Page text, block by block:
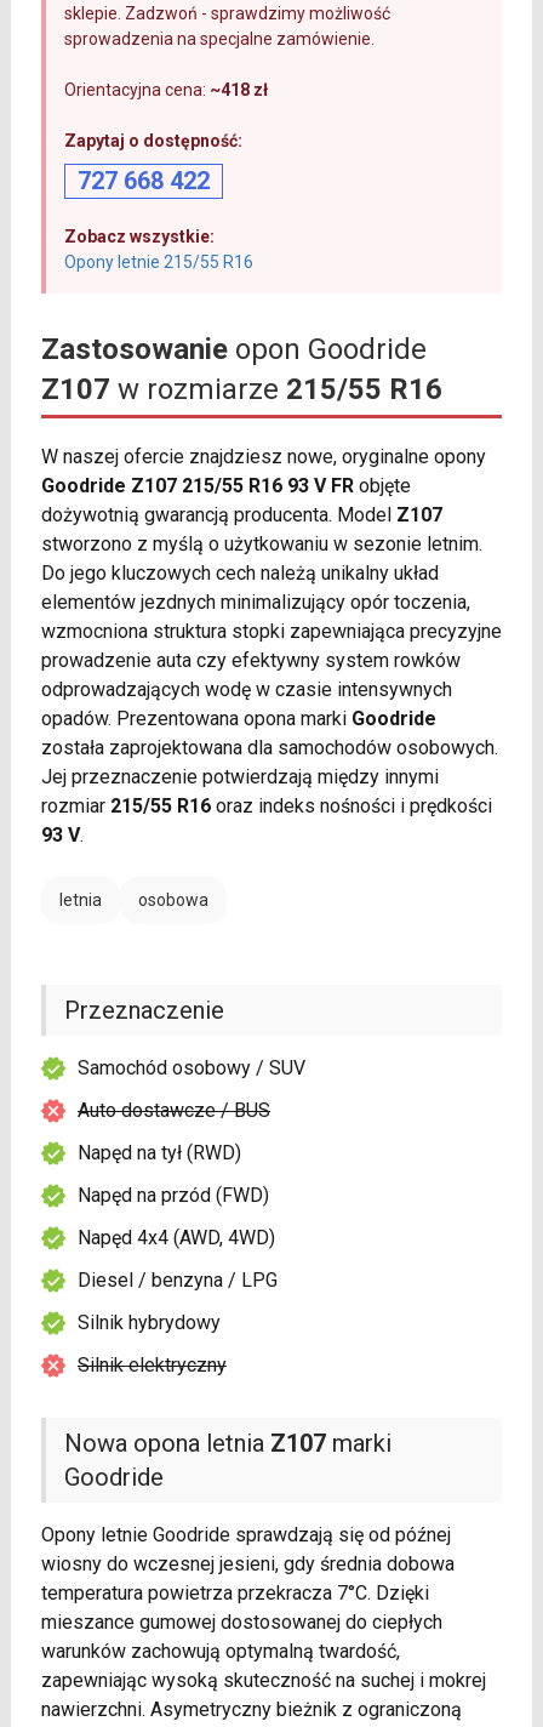
sklepie. Zadzwoń - sprawdzimy możliwość
sprowadzenia na specjalne zamówienie.
Orientacyjna cena: ~418 zł
Zapytaj o dostępność:
727 668 422
Zobacz wszystkie:
Opony letnie 215/55 R16
Zastosowanieopon Goodride
Z107 w rozmiarze 215/55 R16
W naszej ofercie znajdziesz nowe, oryginalne opony
Goodride Z107 215/55 R16 93 V FRobjęte
dożywotnią gwarancją producenta. Model Z107
stworzono z myślą o użytkowaniu w sezonie letnim.
Do jego kluczowych cech należą unikalny układ
elementów jezdnych minimalizujący opór toczenia,
wzmocniona struktura stopki zapewniająca precyzyjne
prowadzenie auta czy efektywny system rowków
odprowadzających wodę w czasie intensywnych
opadów. Prezentowana opona marki Goodride
została zaprojektowana dla samochodów osobowych.
Jej przeznaczenie potwierdzają między innymi
rozmiar 215/55 R16oraz indeks nośności i prędkości
93 V.
letnia osobowa
Nowa opona letnia Z107marki
Goodride
Opony letnie Goodride sprawdzają się od późnej
wiosny do wczesnej jesieni, gdy średnia dobowa
temperatura powietrza przekracza 7°C. Dzięki
mieszance gumowej dostosowanej do ciepłych
warunków zachowują optymalną twardość,
zapewniając wysoką skuteczność na suchej i mokrej
nawierzchni. Asymetryczny bieżnik z ograniczoną
Przeznaczenie
Samochód osobowy / SUV
Auto dostawcze / BUS
Napęd na tył (RWD)
Napęd na przód (FWD)
Napęd 4x4 (AWD, 4WD)
Diesel / benzyna / LPG
Silnik hybrydowy
Silnik elektryczny